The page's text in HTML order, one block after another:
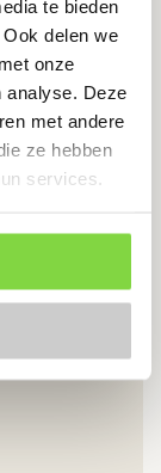
te bieden
delen we
onze
analyse. Deze
met andere
ze hebben
services.